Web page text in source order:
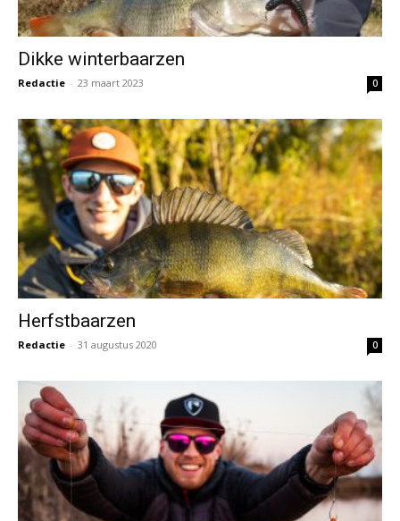
Dikke winterbaarzen
Redactie - 23 maart 2023 0
Herfstbaarzen
Redactie - 31 augustus 2020 0